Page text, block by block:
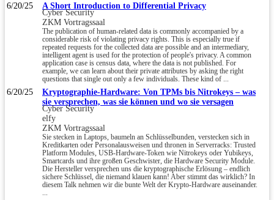
6/20/25 A Short Introduction to Differential Privacy
Cyber Security
ZKM Vortragssaal
The publication of human-related data is commonly accompanied by a
considerable risk of violating privacy rights. This is especially true if
repeated requests for the collected data are possible and an intermediary,
intelligent agent is used for the protection of people's privacy. A common
application case is census data, where the data is not published. For
example, we can learn about their private attributes by asking the right
questions that single out only a few individuals. These kind of ...
6/20/25
Kryptographie-Hardware: Von TPMs bis Nitrokeys – was
sie versprechen, was sie können und wo sie versagen
Cyber Security
elfy
ZKM Vortragssaal
Sie stecken in Laptops, baumeln an Schlüsselbunden, verstecken sich in
Kreditkarten oder Personalausweisen und thronen in Serverracks: Trusted
Platform Modules, USB-Hardware-Token wie Nitrokeys oder Yubikeys,
Smartcards und ihre großen Geschwister, die Hardware Security Module.
Die Hersteller versprechen uns die kryptographische Erlösung – endlich
sichere Schlüssel, die niemand klauen kann! Aber stimmt das wirklich? In
diesem Talk nehmen wir die bunte Welt der Krypto-Hardware auseinander.